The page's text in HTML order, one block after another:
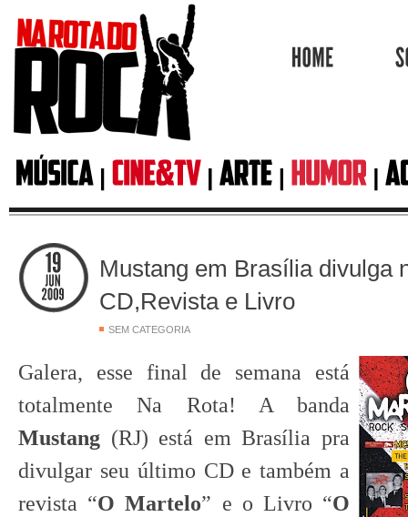
Mustang em Brasília divulga
CD,Revista e Livro
SEM CATEGORIA
Galera, esse final de semana está
totalmente Na Rota! A banda
Mustang (RJ) está em Brasília pra
divulgar seu último CD e também a
revista “O Martelo” e o Livro “O